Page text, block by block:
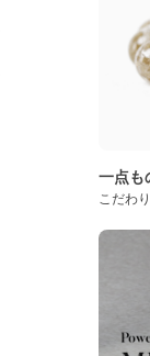
一点も
こだわ